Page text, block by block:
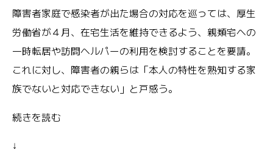
障害者家庭で感染者が出た場合の対応を巡っては、厚生
労働省が４月、在宅生活を維持できるよう、親類宅への
一時転居や訪問ヘルパーの利用を検討することを要請。
これに対し、障害者の親らは「本人の特性を熟知する家
族でないと対応できない」と戸惑う。
続きを読む
↓